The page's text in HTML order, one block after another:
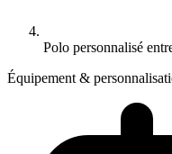
Polo personnalisé
Équipement &